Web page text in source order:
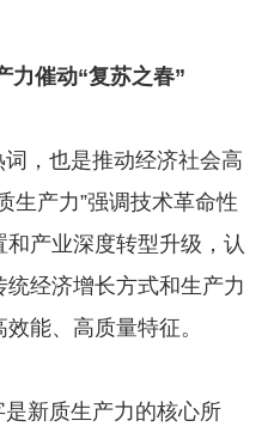
力催动“复苏之春”
，也是推动经济社会高
生产力”强调技术革命性
产业深度转型升级，认
经济增长方式和生产力
能、高质量特征。
新质生产力的核心所